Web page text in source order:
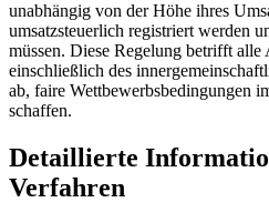
unabhängig von der Höhe ihres
umsatzsteuerlich registriert werden
müssen. Diese Regelung betrifft alle
einschließlich des
ab, faire Wettbewerbsbedingungen
schaffen.
Detaillierte
Verfahren